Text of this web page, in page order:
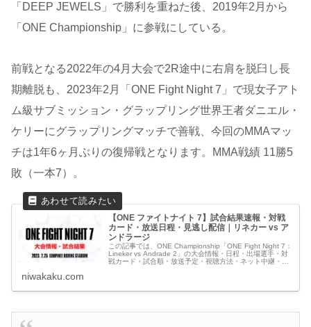
「DEEP JEWELS」で勝利を重ねた後、2019年2月から
「ONE Championship」に参戦にしている。
前戦となる2022年の4月大会で2R途中に右肩を脱臼し長
期離脱も、2023年2月「ONE Fight Night 7」で現女子アト
ム級サブミッション・グラップリング世界王者ダニエル・
ケリーにグラップリングマッチで善戦、今回のMMAマッ
チは1年6ヶ月ぶりの復帰戦となります。MMA戦績 11勝5
敗（一本7）。
【ONE ファイトナイト 7】試合結果速報・対戦
カード・放送日程・見逃し配信｜リネカー vs ア
ンドラージ
この記事では、ONE Championship「ONE Fight Night 7：
Lineker vs Andrade 2」の大会情報・日程・出場選手・対
戦カード・試合順・放送予定・視聴方法・ネット中継・見
niwakaku.com